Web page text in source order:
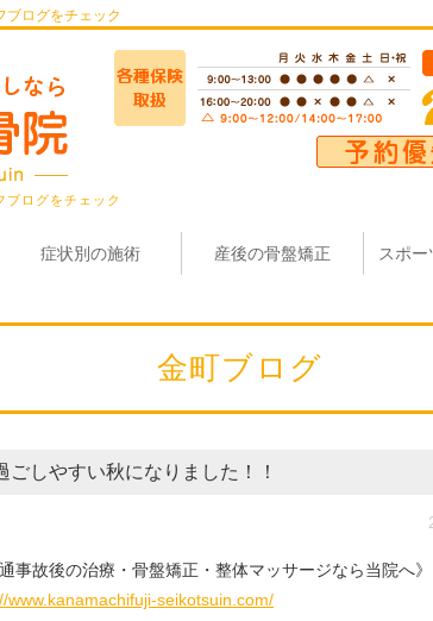
ブログをチェック
ブログをチェック
症状別の施術 産後の骨盤矯正 スポ
金町ブログ
ごしやすい秋になりました！！
通事故後の治療・骨盤矯正・整体マッサージなら当院へ》
www.kanamachifuji-seikotsuin.com/